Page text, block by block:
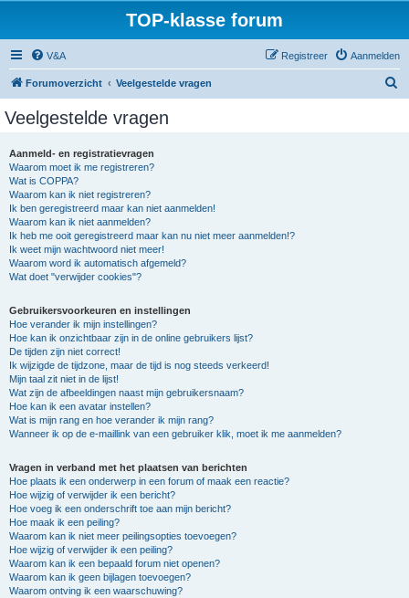
TOP-klasse forum
V&A Aanmelden
Registreer
Forumoverzicht Veelgestelde vragen
Veelgestelde vragen
Aanmeld- en registratievragen
Waarom moet ik me registreren?
Wat is COPPA?
Waarom kan ik niet registreren?
Ik ben geregistreerd maar kan niet aanmelden!
Waarom kan ik niet aanmelden?
Ik heb me ooit geregistreerd maar kan nu niet meer aanmelden!?
Ik weet mijn wachtwoord niet meer!
Waarom word ik automatisch afgemeld?
Wat doet "verwijder cookies"?
Gebruikersvoorkeuren en instellingen
Hoe verander ik mijn instellingen?
Hoe kan ik onzichtbaar zijn in de online gebruikers lijst?
De tijden zijn niet correct!
Ik wijzigde de tijdzone, maar de tijd is nog steeds verkeerd!
Mijn taal zit niet in de lijst!
Wat zijn de afbeeldingen naast mijn gebruikersnaam?
Hoe kan ik een avatar instellen?
Wat is mijn rang en hoe verander ik mijn rang?
Wanneer ik op de e-maillink van een gebruiker klik, moet ik me aanmelden?
Vragen in verband met het plaatsen van berichten
Hoe plaats ik een onderwerp in een forum of maak een reactie?
Hoe wijzig of verwijder ik een bericht?
Hoe voeg ik een onderschrift toe aan mijn bericht?
Hoe maak ik een peiling?
Waarom kan ik niet meer peilingsopties toevoegen?
Hoe wijzig of verwijder ik een peiling?
Waarom kan ik een bepaald forum niet openen?
Waarom kan ik geen bijlagen toevoegen?
Waarom ontving ik een waarschuwing?